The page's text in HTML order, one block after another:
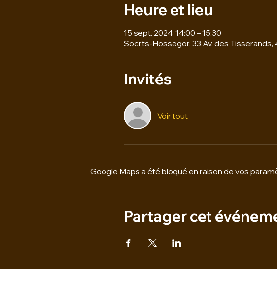
Heure et lieu
15 sept. 2024, 14:00 – 15:30
Soorts-Hossegor, 33 Av. des
Invités
Voir tout
Google Maps a été bloqué en raison de vos
Partager cet